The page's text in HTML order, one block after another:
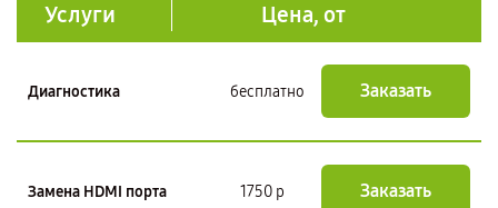
Услуги Цена, от
Диагностика бесплатно Заказать
Замена HDMI порта 1750 р Заказать